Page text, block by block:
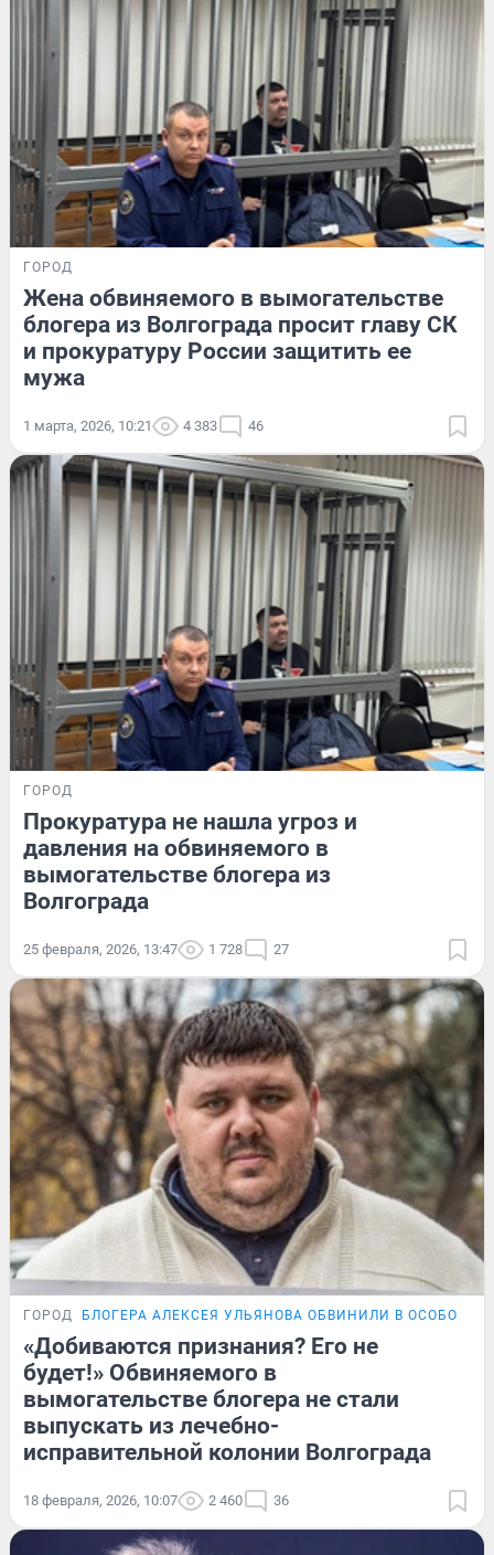
ГОРОД
Жена обвиняемого в вымогательстве
блогера из Волгограда просит главу СК
и прокуратуру России защитить ее
мужа
1 марта, 2026, 10:21 4 383 46
ГОРОД
Прокуратура не нашла угроз и
давления на обвиняемого в
вымогательстве блогера из
Волгограда
25 февраля, 2026, 13:47 1 728 27
ГОРОД БЛОГЕРА АЛЕКСЕЯ УЛЬЯНОВА ОБВИНИЛИ В ОСОБО
«Добиваются признания? Его не
будет!» Обвиняемого в
вымогательстве блогера не стали
выпускать из лечебно-
исправительной колонии Волгограда
18 февраля, 2026, 10:07 2 460 36